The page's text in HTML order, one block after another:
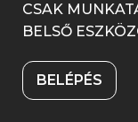
CSAK
BELSŐ
BELÉPÉS